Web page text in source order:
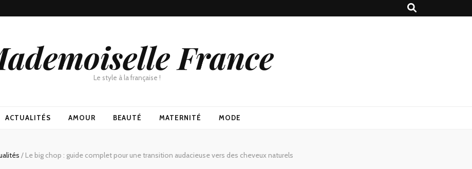
France
Le style à la française !
ACTUALITÉS AMOUR BEAUTÉ MATERNITÉ MODE
/ Le big chop : guide complet pour une transition audacieuse vers des cheveux naturels